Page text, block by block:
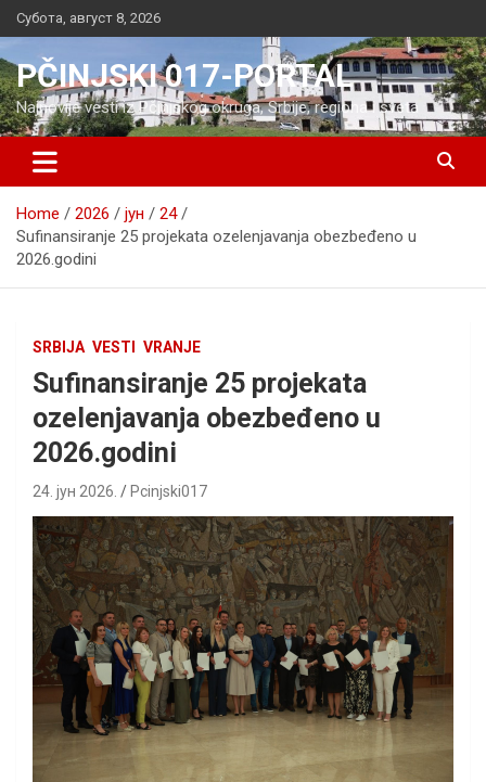
Skip
to
content
Субота, август 8, 2026
PČINJSKI 017-PORTAL
Najnovije vesti iz Pčinjskog okruga, Srbije, regiona i sveta
Home 2026 јун
24
Sufinansiranje 25 projekata ozelenjavanja obezbeđeno u
2026.godini
SRBIJA VESTI VRANJE
Sufinansiranje 25 projekata
ozelenjavanja obezbeđeno u
2026.godini
24. јун 2026. Pcinjski017